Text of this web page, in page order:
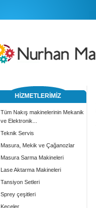
HİZMETLERİMİZ
Tüm Nakış makinelerinin Mekanik
ve Elektronik...
Teknik Servis
Masura, Mekik ve Çağanozlar
Masura Sarma Makineleri
Lase Aktarma Makineleri
Tansiyon Setleri
Sprey çeşitleri
Keçeler